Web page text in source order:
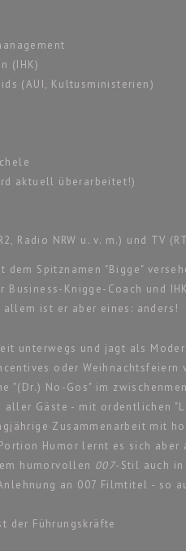
(IHK)
(AUI, Kultusministerien)
aktuell überarbeitet!)
Radio NRW u. v. m.) und TV
Spitznamen "Bigge"
Knigge-Coach und
ist er aber eines: anders!
unterwegs und jagt als
oder Weihnachtsfeiern
"(Dr.) No-Gos" im
Gäste - mit ordentlichen
Zusammenarbeit mit
Humor lernt es sich aber
humorvollen 007-Stil auch in
an 007 Filmtitel - so
der Führungskräfte